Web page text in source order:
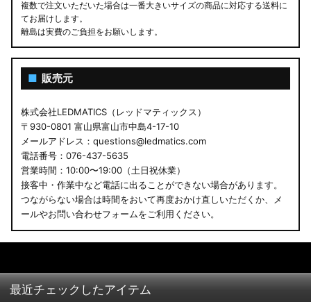
複数で注文いただいた場合は一番大きいサイズの商品に対応する送料に
てお届けします。
離島は実費のご負担をお願いします。
■ 販売元
株式会社LEDMATICS（レッドマティックス）
〒930-0801 富山県富山市中島4-17-10
メールアドレス：questions@ledmatics.com
電話番号：076-437-5635
営業時間：10:00〜19:00（土日祝休業）
接客中・作業中など電話に出ることができない場合があります。
つながらない場合は時間をおいて再度おかけ直しいただくか、メ
ールやお問い合わせフォームをご利用ください。
最近チェックしたアイテム